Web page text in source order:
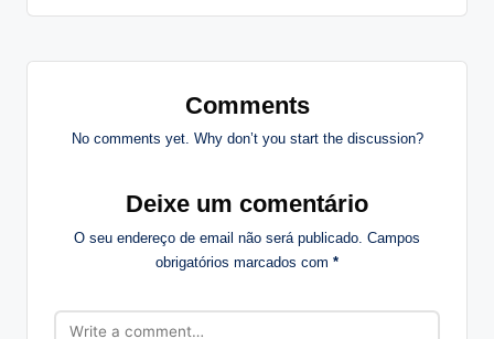
Comments
No comments yet. Why don’t you start the discussion?
Deixe um comentário
O seu endereço de email não será publicado. Campos
obrigatórios marcados com *